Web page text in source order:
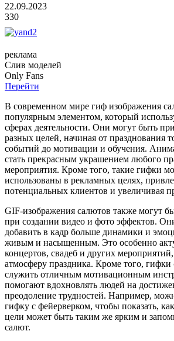
22.09.2023
330
реклама
Слив моделей
Only Fans
Перейти
В современном мире гиф изображения
популярным элементом, который
сферах деятельности. Они могут быть
разных целей, начиная от празднования
событий до мотивации и обучения.
стать прекрасным украшением любого
мероприятия. Кроме того, такие гифки
использованы в рекламных целях,
потенциальных клиентов и увеличивая
GIF-изображения салютов также могут
при создании видео и фото эффектов.
добавить в кадр больше динамики и
живым и насыщенным. Это особенно
концертов, свадеб и других
атмосферу праздника. Кроме того, гифки
служить отличным мотивационным
помогают вдохновлять людей на
преодоление трудностей. Например,
гифку с фейерверком, чтобы показать,
цели может быть таким же ярким и
салют.